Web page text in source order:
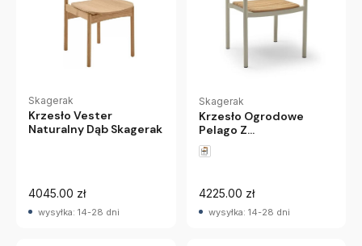
Skagerak
Krzesło Vester
Naturalny Dąb Skagerak
4045.00 zł
wysyłka: 14-28 dni
Skagerak
Krzesło Ogrodowe
Pelago Z
Podłokietnikami Kość
Słoniowa Skagerak
4225.00 zł
wysyłka: 14-28 dni